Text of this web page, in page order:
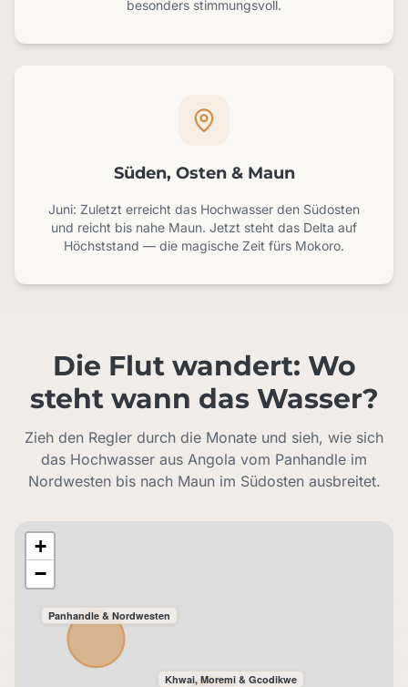
besonders stimmungsvoll.
Süden, Osten & Maun
Juni: Zuletzt erreicht das Hochwasser den Südosten
und reicht bis nahe Maun. Jetzt steht das Delta auf
Höchststand — die magische Zeit fürs Mokoro.
Die Flut wandert: Wo
steht wann das Wasser?
Zieh den Regler durch die Monate und sieh, wie sich
das Hochwasser aus Angola vom Panhandle im
Nordwesten bis nach Maun im Südosten ausbreitet.
Panhandle & Nordwesten
Khwai, Moremi & Gcodikwe
+
−